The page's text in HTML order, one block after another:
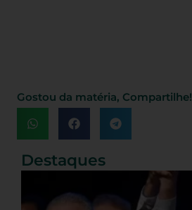
Gostou da matéria, Compartilhe!
Destaques